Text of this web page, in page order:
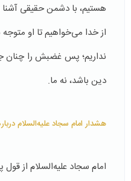
هستیم، با دشمن حقیقی
از خدا می‌خواهیم تا او
نداریم؛ پس غضبش را چنان
دین باشد، نه ما.
هشدار امام سجاد علیه‌السلام
امام سجاد علیه‌السلام از